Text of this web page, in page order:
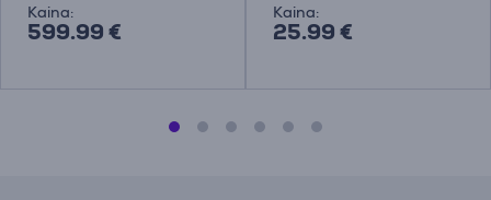
Kaina:
599.99 €
Kaina:
25.99 €